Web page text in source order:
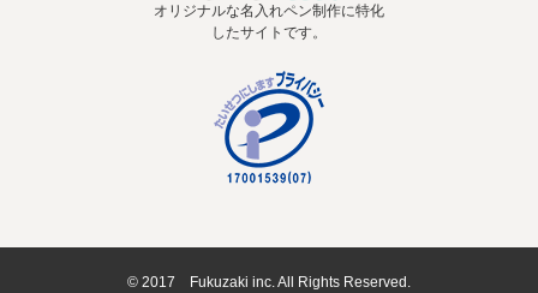
オリジナルな名入れペン制作に特化
したサイトです。
© 2017 Fukuzaki inc. All Rights Reserved.